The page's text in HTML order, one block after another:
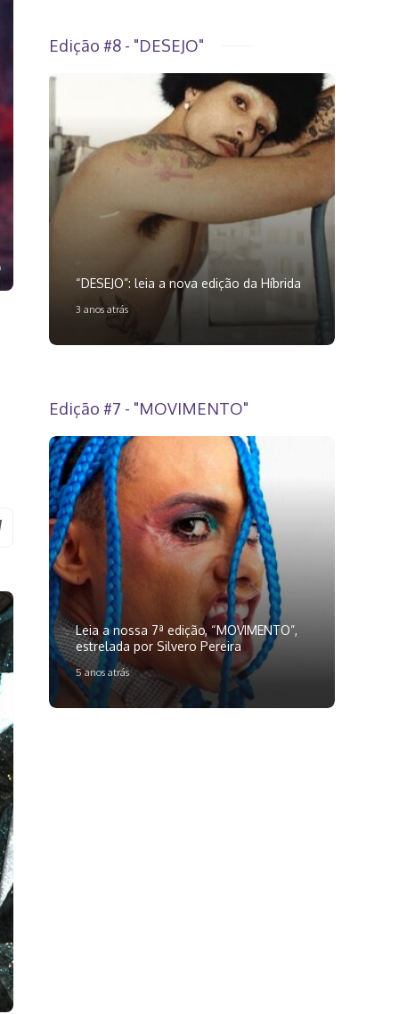
Edição #8 - "DESEJO"
“DESEJO”: leia a nova edição da Híbrida
3 anos atrás
Edição #7 - "MOVIMENTO"
Leia a nossa 7ª edição, “MOVIMENTO”,
estrelada por Silvero Pereira
5 anos atrás